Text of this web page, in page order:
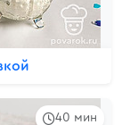
40 мин